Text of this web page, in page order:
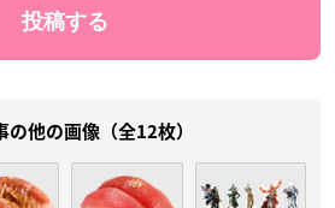
の他の画像（全12枚）